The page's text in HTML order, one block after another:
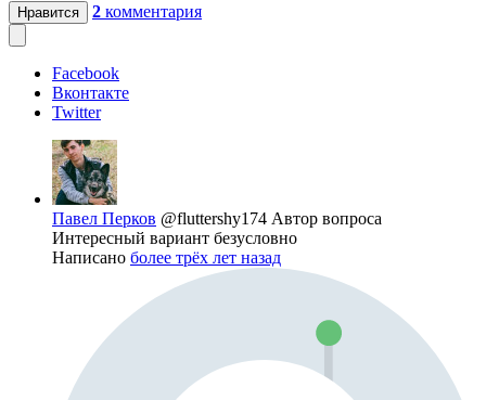
Нравится 2 комментария
Facebook
Вконтакте
Twitter
Павел Перков @fluttershy174 Автор вопроса
Интересный вариант безусловно
Написано более трёх лет назад